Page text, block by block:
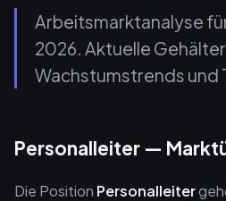
Arbeitsmarktanalyse
2026. Aktuelle
Wachstumstrends und
Personalleiter —
Die Position Personalleiter